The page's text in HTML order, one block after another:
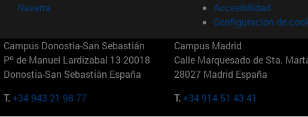
Navarra
Accesibilidad
Configuración de
Campus Donostia-San Sebastián
Pº de Manuel Lardizabal 13 20018
Donostia-San Sebastián España
T.+34 943 21 98 77
Campus Madrid
Calle Marquesado de Sta.
28027 Madrid España
T.+34 914 51 43 41